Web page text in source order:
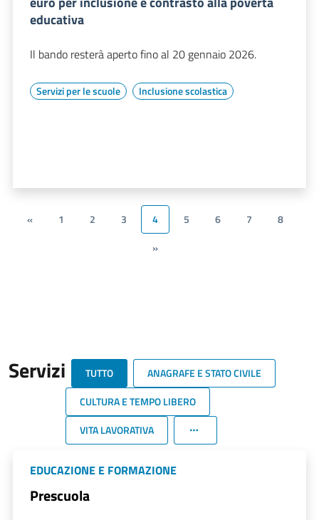
educativa
Il bando resterà aperto fino al 20 gennaio 2026.
Servizi per le scuole Inclusione scolastica
« 1 2 3 4 5 6 7
8
»
Servizi TUTTO
ANAGRAFE E STATO CIVILE
CULTURA E TEMPO LIBERO
VITA LAVORATIVA
EDUCAZIONE E FORMAZIONE
Prescuola